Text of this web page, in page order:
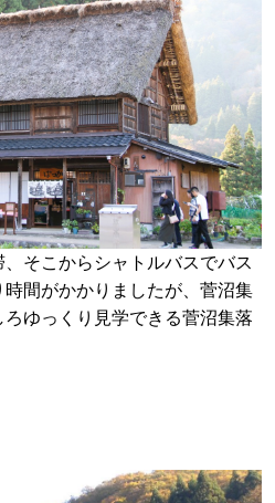
そこからシャトルバスでバス
間がかかりましたが、菅沼集
ゆっくり見学できる菅沼集落